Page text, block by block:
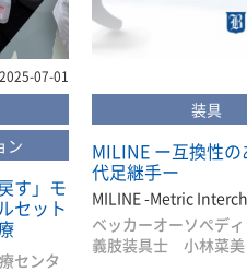
2025-07-01
ン
す」モ
セット
センタ
装具
MILINE ー互換性
代足継手ー
MILINE -Metric
ベッカーオーソぺデ
義肢装具士 小林菜美